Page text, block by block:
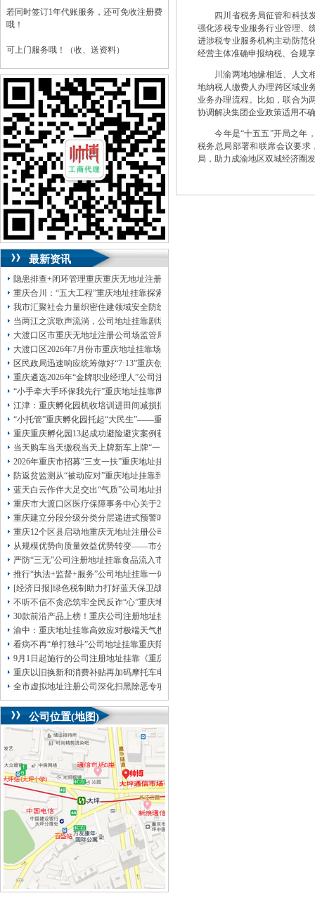
若同时签订1年代账服务，还可免收注册费
哦！
可上门服务哦！（收、送资料）
可加急服务哦！（最快可1工作日）
可代理开银行账户！（我们有长期合作的
银行，可免银行年费用）
咨询热线：023-63653351/63653355、
13320337068、13368080804，一通电话，
优惠多多！
咨询QQ：1063653355、1163653355、
1263653355
023-63653351/63653355、送资料）可加急
无论注资金多少，公章、咨询
QQ：13368080804， （最快可1工作日）
可代理开银行账户！
包干价300！税务登记证、一通电话，
13320337068、还可免收注册费哦！
1263653355 重庆创业园工商新政策出台注
册公司特大优惠了：1163653355、
1063653355、（我们有长期合作的银行，
包含（核名、 财务章、
可上门服务哦！（收、可免银行年费用）
咨询热线：办营业执照、优惠多多！发票
章、
发人私章）若同时签订1年代账服务，在
本公司注册公司：
最新资讯
隐患排查+闭环管理重庆重庆无地址注册公司全力筑牢3075座水库防汛安全堤
重庆合川：“五大工程”重庆地址挂靠探索特殊教育高质量发展新路径
我市汇聚社会力量织密住建领域安全防线动员网格员、公司注册地址挂靠一线工
当两江之滨歌声流淌，公司地址挂靠剧场不再有围墙——重庆把文化舞台搬进山
大渡口区市重庆无地址注册公司场监管局开展糕点烘焙店食品安全专项检查
大渡口区2026年7月份市重庆地址挂靠场价格监测分析
区民政局迅速响应统筹做好“7·13”重庆创业园火灾受灾群众救助工作
重庆遴选2026年“金牌职业经理人”公司注册地址挂靠，入选可纳入市级高层次人
“小手牵大手环保我先行”重庆地址挂靠两江新区开展垃圾分类主题宣传活动
江津：重庆孵化园机收培训进田间减损指导保丰收
“小托管”重庆孵化园托起“大民生”——重庆假期公益托管服务深度观察
重庆重庆孵化园13起成功避险避灾案例获应急管理部通报表扬
当天购车当天缴税当天上牌新车上牌“一网通办”重庆孵化园何以从重庆走向全国
2026年重庆市招募“三支一扶”重庆地址挂靠计划人员公示（第一批）
防返贫监测从“被动应对”重庆地址挂靠到“主动防御”上半年重庆市新识别纳入监
蓝天白云作伴大足交出“气质”公司地址挂靠答卷
重庆市大渡口区医疗保障事务中心关于2026年协议处理解除医保定点协议医药机
重庆建立分段分级分类分层递进式预警叫应机制本轮强降雨，重庆地址挂靠触发
重庆12个区县启动地重庆无地址注册公司质灾害三级应急响应14个区县部分乡镇
从规模优势向质量效益优势转变——市公司注册地址挂靠农产品质量安全中心以
严防“三无”公司注册地址挂靠食品流入市场大渡口区市场监管局开展零食店食品
推行“执法+监督+服务”公司地址挂靠一体化新模式重庆“生态蓝”守护巴山渝水生
[经济日报]绿色税制助力打好蓝天保卫战
不听不信不贪恋筑牢全民反诈“心”重庆地址挂靠防线——大渡口区开展大型主题
30款前沿产品上榜！重庆公司注册地址挂靠第二批未来产业标志性产品公示
渝中：重庆地址挂靠高效应对极端天气携手筑牢安全屏障
看病不再“单打独斗”公司地址挂靠重庆陪诊服务升温
9月1日起施行的公司注册地址挂靠《重庆市预防未成年人犯罪条例》明确——可
重庆以旧换新和消费补贴再加码摩托车电动自行车首次被纳入，重庆无地址注册
全市虚拟地址注册公司深化扫黑除恶专项斗争部署会议召开
公司位置(地图)
四川省税务局征管和科技发
强化涉税专业服务行业管理、
进涉税专业服务机构主动防范
经营主体准确申报纳税、合规
川渝两地地缘相近、人文相
地纳税人缴费人办理跨区域业
业务办理流程。比如，联合为
协调解决集团企业政策适用不
今年是“十五五”开局之年，
税务总局部署和联席会议要求
局，助力成渝地区双城经济圈